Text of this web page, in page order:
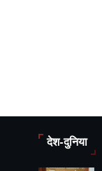
देश-दुनिया